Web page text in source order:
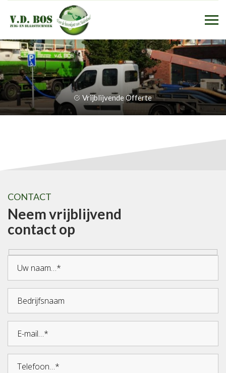
Vrijblijvende Offerte
CONTACT
Neem vrijblijvend
contact op